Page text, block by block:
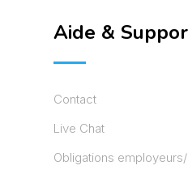
Aide &
Contact
Live Chat
Obligations